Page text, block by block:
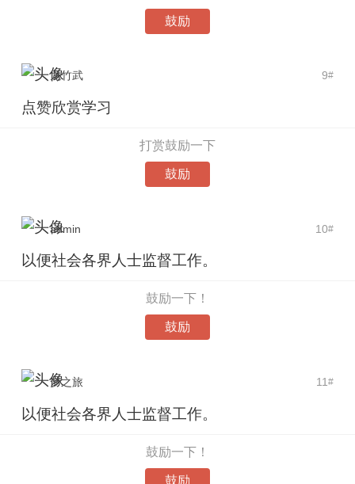
鼓励
9#
龙竹武
点赞欣赏学习
打赏鼓励一下
鼓励
10#
admin
以便社会各界人士监督工作。
鼓励一下！
鼓励
11#
梦之旅
以便社会各界人士监督工作。
鼓励一下！
鼓励